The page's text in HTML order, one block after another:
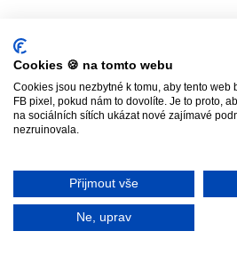
Cookies 🍪 na tomto webu
Cookies jsou nezbytné k tomu, aby tento web
FB pixel, pokud nám to dovolíte. Je to proto,
na sociálních sítích ukázat nové zajímavé
nezruinovala.
Přijmout vše
Ne, uprav